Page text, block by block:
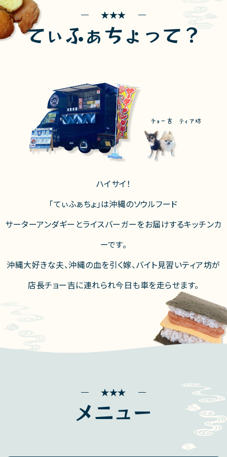
てぃふぁちょって？
チョー吉 ティア坊
ハイサイ！
「てぃふぁちょ」は沖縄のソウルフード
サーターアンダギーとライスバーガーをお届けするキッチンカ
ーです。
沖縄大好きな夫、沖縄の血を引く嫁、バイト見習いティア坊が
店長チョー吉に連れられ今日も車を走らせます。
メニュー